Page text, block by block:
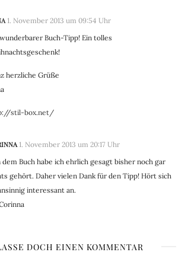
1. November 2013 um 09:54 Uhr
Buch-Tipp! Ein tolles
herzliche Grüße
stil-box.net/
1. November 2013 um 20:17 Uhr
dem Buch habe ich ehrlich gesagt bisher noch gar
gehört. Daher vielen Dank für den Tipp! Hört sich
interessant an.
DOCH EINEN KOMMENTAR